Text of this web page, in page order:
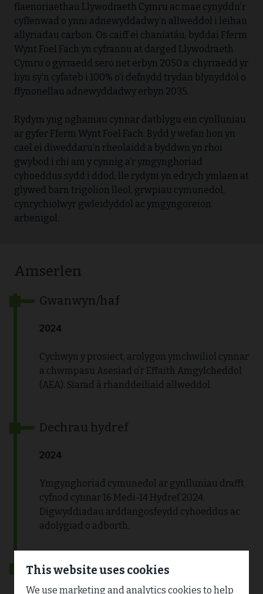
flaenoriaethau Llywodraeth Cymru ac mae cynyddu’r
cyflenwad o ynni adnewyddadwy’n allweddol i leihau
allyriadau carbon. Os caiff ei chaniatáu, byddai Fferm
Wynt Foel Fach yn cyfrannu at darged Llywodraeth
Cymru o gyrraedd sero net erbyn 2050 a chyrraedd yr
hyn sy’n cyfateb i 100% o’i defnydd trydan blynyddol o
ffynonellau adnewyddadwy erbyn 2035.
Rydym yng nghamau cynnar datblygu ein cynlluniau
ar gyfer Fferm Wynt Foel Fach. Bydd y wefan hon yn
cael ei diweddaru’n rheolaidd a byddwn yn rhoi
gwybod i chi am y cynnig a’r ymgynghoriad
cyhoeddus sydd i ddod, lle rydym yn edrych ymlaen at
glywed barn trigolion lleol, grwpiau cymunedol,
cynrychiolwyr gwleidyddol ac ymgyngoreion
arbenigol.
Amserlen
Gwanwyn/haf
2024
Cychwyn y prosiect, arolygon ymchwiliol cynnar
a chwmpasu Asesiad o’r Effaith Amgylcheddol
(AEA). Siarad â rhanddeiliaid allweddol.
Dechrau hydref
2024
Ymgynghoriad cymunedol ar gynlluniau drafft
cyfnod cynnar 16 Medi-14 Hydref 2024.
Digwyddiadau arddangosfeydd cyhoeddus ac
adolygiad o adborth.
Gaeaf
This website uses cookies
We use marketing and analytics cookies to help